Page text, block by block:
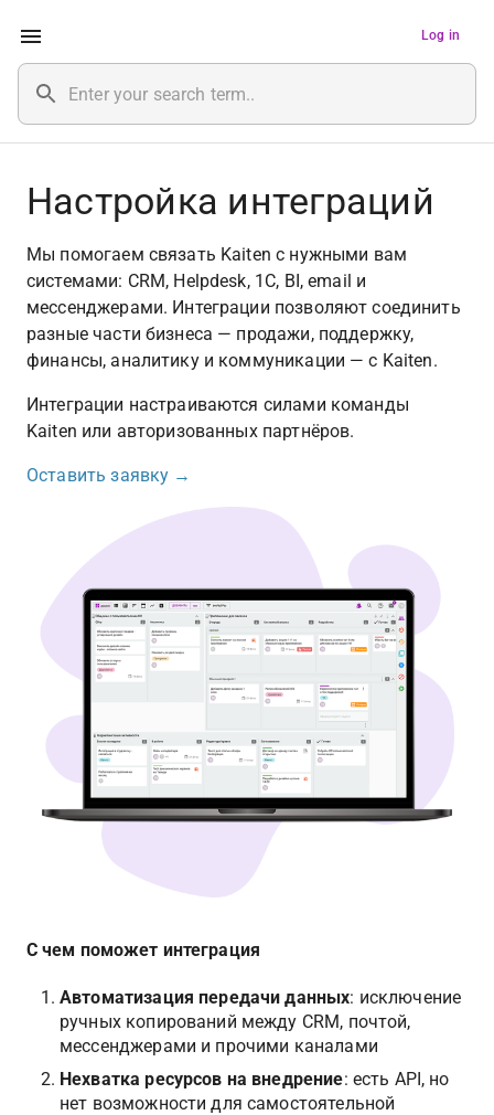
Log in
Настройка интеграций
Мы помогаем связать Kaiten с нужными вам
системами: CRM, Helpdesk, 1С, BI, email и
мессенджерами. Интеграции позволяют соединить
разные части бизнеса — продажи, поддержку,
финансы, аналитику и коммуникации — с Kaiten.
Интеграции настраиваются силами команды
Kaiten или авторизованных партнёров.
Оставить заявку →
С чем поможет интеграция
Автоматизация передачи данных: исключение
ручных копирований между CRM, почтой,
мессенджерами и прочими каналами
Нехватка ресурсов на внедрение: есть API, но
нет возможности для самостоятельной